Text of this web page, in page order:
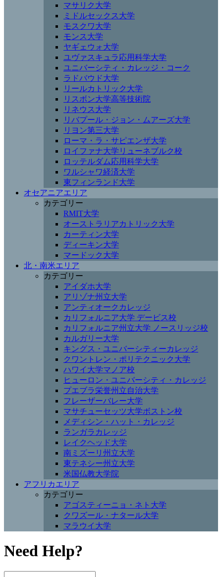
マサリク大学
ミドルセックス大学
モスクワ大学
モンス大学
ヤギェウォ大学
ユヴァスキュラ応用科学大学
ユニバーシティ・カレッジ・コーク
ラドバウド大学
リールカトリック大学
リスボン大学高等技術院
リネウス大学
リバプール・ジョン・ムアーズ大学
リヨン第三大学
ローマ・ラ・サピエンザ大学
ロイファナ大学リューネブルク校
ロッテルダム応用科学大学
ワルシャワ経済大学
東フィンランド大学
オセアニアエリア
カテゴリー
RMIT大学
オーストラリアカトリック大学
カーティン大学
ディーキン大学
マードック大学
北・南米エリア
カテゴリー
アイダホ大学
アリゾナ州立大学
アンティオークカレッジ
カリフォルニア大学 デービス校
カリフォルニア州立大学 ノースリッジ校
カルガリー大学
キングス・ユニバーシティーカレッジ
クワントレン・ポリテクニック大学
ハワイ大学マノア校
ヒューロン・ユニバーシティ・カレッジ
プエブラ栄誉州立自治大学
フレーザーバレー大学
マサチューセッツ大学ボストン校
メディシン・ハット・カレッジ
ランガラカレッジ
レイクヘッド大学
南ミズーリ州立大学
東テネシー州立大学
米国仏教大学院
アフリカエリア
カテゴリー
アゴスティーニョ・ネト大学
クワズール・ナタール大学
マラウイ大学
Need Help?